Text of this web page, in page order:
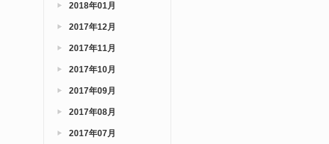
2018年01月
2017年12月
2017年11月
2017年10月
2017年09月
2017年08月
2017年07月